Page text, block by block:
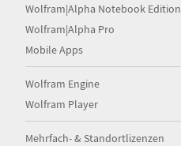
Wolfram|Alpha Notebook Edition
Wolfram|Alpha Pro
Mobile Apps
Wolfram Engine
Wolfram Player
Mehrfach- & Standortlizenzen